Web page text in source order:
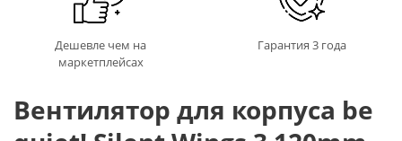
Дешевле чем на
маркетплейсах
Гарантия 3 года
Вентилятор для корпуса be